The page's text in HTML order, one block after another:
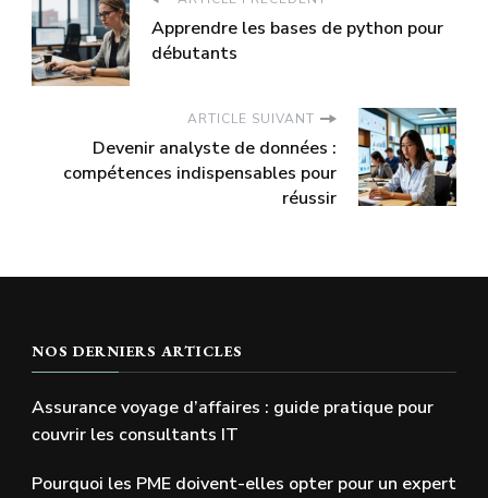
Apprendre les bases de python pour
débutants
ARTICLE SUIVANT
Devenir analyste de données :
compétences indispensables pour
réussir
NOS DERNIERS ARTICLES
Assurance voyage d’affaires : guide pratique pour
couvrir les consultants IT
Pourquoi les PME doivent-elles opter pour un expert